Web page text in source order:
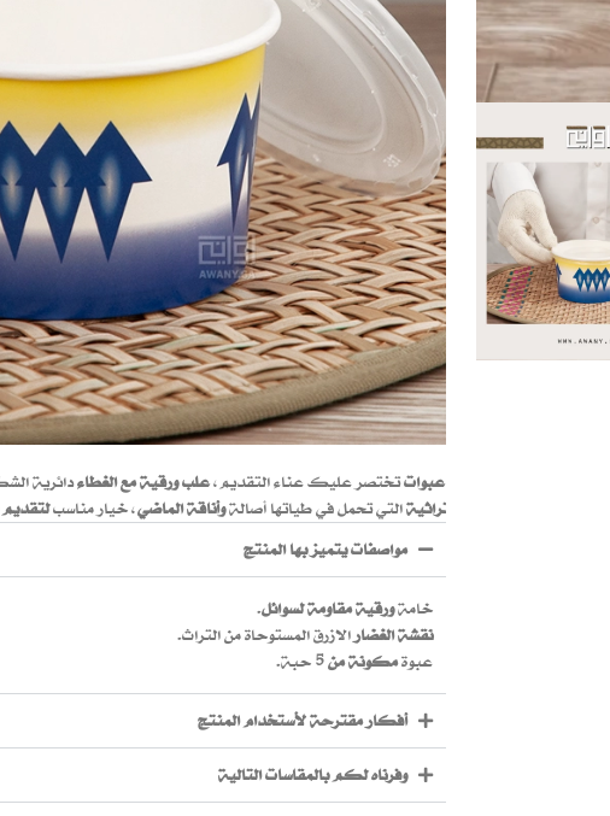
تختصر عليك عناء التقديم،علب ورقية مع الغطاءدائرية
التراثيةالتي تحمل في طياتها أصالةوأناقة الماضي، خيار مناسبلتقديم
مواصفات يتميز بها المنتج
خامةورقية مقاومة لسوائل.
نقشة الغضارالازرق المستوحاة من التراث.
عبوةمكونة من 5 حبة.
أفكار مقترحة لأستخدام المنتج
وفرناه لكم بالمقاسات التالية